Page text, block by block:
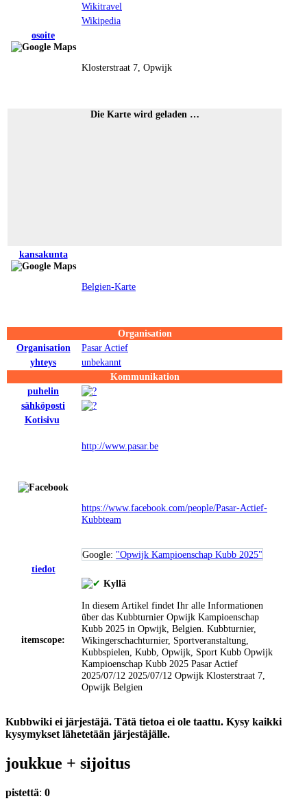
Wikitravel
Wikipedia
osoite
Klosterstraat 7, Opwijk
Die Karte wird geladen …
kansakunta
Belgien-Karte
Organisation
Organisation
Pasar Actief
yhteys
unbekannt
Kommunikation
puhelin
sähköposti
Kotisivu
http://www.pasar.be
https://www.facebook.com/people/Pasar-Actief-
Kubbteam
Google: "Opwijk Kampioenschap Kubb 2025"
tiedot
itemscope:
Kyllä
In diesem Artikel findet Ihr alle Informationen
über das Kubbturnier Opwijk Kampioenschap
Kubb 2025 in Opwijk, Belgien. Kubbturnier,
Wikingerschachturnier, Sportveranstaltung,
Kubbspielen, Kubb, Opwijk, Sport Kubb Opwijk
Kampioenschap Kubb 2025 Pasar Actief
2025/07/12 2025/07/12 Opwijk Klosterstraat 7,
Opwijk Belgien
Kubbwiki ei järjestäjä. Tätä tietoa ei ole taattu. Kysy kaikki
kysymykset lähetetään järjestäjälle.
joukkue + sijoitus
pistettä: 0